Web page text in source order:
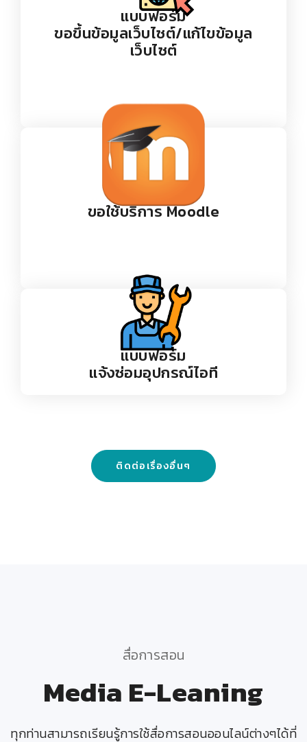
แบบฟอร์ม
ขอขึ้นข้อมูลเว็บไซต์/แก้ไขข้อมูล
เว็บไซต์
ขอใช้บริการ Moodle
แบบฟอร์ม
แจ้งซ่อมอุปกรณ์ไอที
ติดต่อเรื่องอื่นๆ
สื่อการสอน
Media E-Leaning
ทุกท่านสามารถเรียนรู้การใช้สื่อการสอนออนไลน์ต่างๆได้ที่